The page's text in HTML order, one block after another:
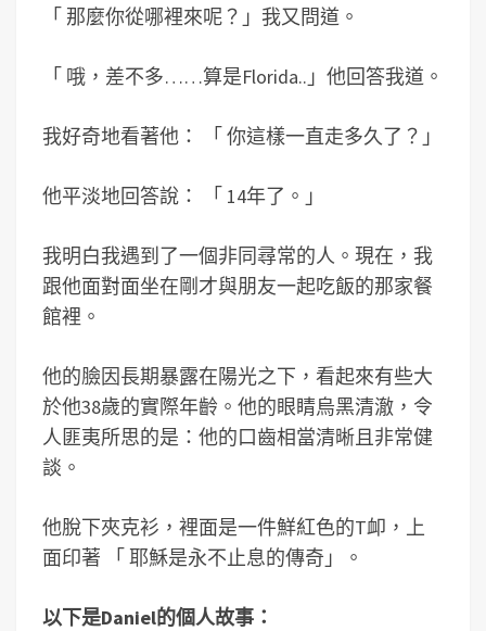
「 那麼你從哪裡來呢？」我又問道。
「 哦，差不多……算是Florida..」他回答我道。
我好奇地看著他： 「 你這樣一直走多久了？ 」
他平淡地回答說： 「 14年了。 」
我明白我遇到了一個非同尋常的人。現在，我
跟他面對面坐在剛才與朋友一起吃飯的那家餐
館裡。
他的臉因長期暴露在陽光之下，看起來有些大
於他38歲的實際年齡。他的眼睛烏黑清澈，令
人匪夷所思的是：他的口齒相當清晰且非常健
談。
他脫下夾克衫，裡面是一件鮮紅色的T卹，上
面印著 「 耶穌是永不止息的傳奇 」。
以下是Daniel的個人故事：